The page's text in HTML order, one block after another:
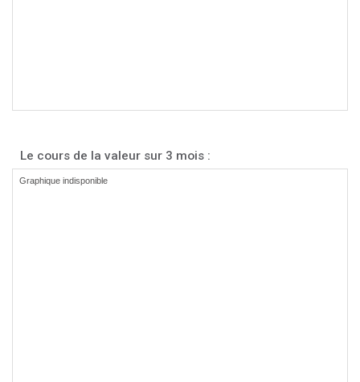
Le cours de la valeur sur 3 mois :